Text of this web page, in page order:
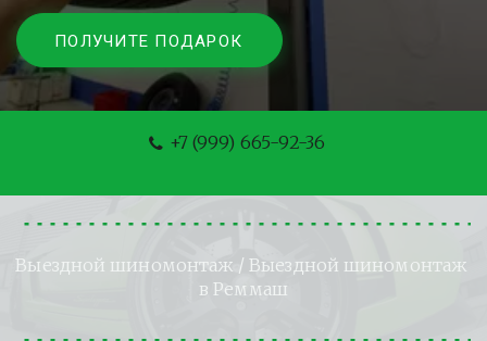
ПОЛУЧИТЕ ПОДАРОК
+7 (999) 665-92-36
Выездной шиномонтаж / Выездной шиномонтаж
в Реммаш